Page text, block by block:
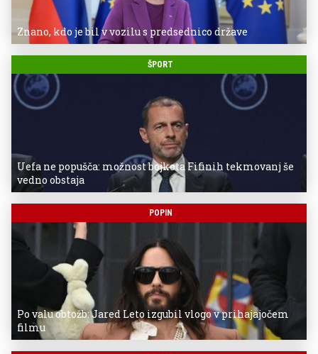
Znano, kdo je bil v vozilu s predsednico države
ŠPORT
Uefa ne popušča: možnost bojkota Fifinih tekmovanj še
vedno obstaja
POPIN
Po valu obtožb: Jared Leto izgubil vlogo v prihajajočem
filmu